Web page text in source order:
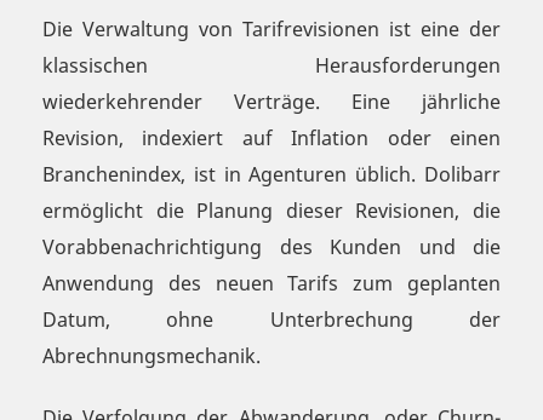
Die Verwaltung von Tarifrevisionen ist eine der
klassischen Herausforderungen
wiederkehrender Verträge. Eine jährliche
Revision, indexiert auf Inflation oder einen
Branchenindex, ist in Agenturen üblich. Dolibarr
ermöglicht die Planung dieser Revisionen, die
Vorabbenachrichtigung des Kunden und die
Anwendung des neuen Tarifs zum geplanten
Datum, ohne Unterbrechung der
Abrechnungsmechanik.